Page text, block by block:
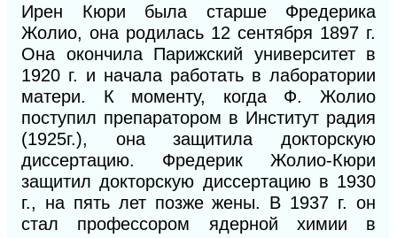
Ирен Кюри была старше Фредерика
Жолио, она родилась 12 сентября 1897 г.
Она окончила Парижский университет в
1920 г. и начала работать в лаборатории
матери. К моменту, когда Ф. Жолио
поступил препаратором в Институт радия
(1925г.), она защитила докторскую
диссертацию. Фредерик Жолио-Кюри
защитил докторскую диссертацию в 1930
г., на пять лет позже жены. В 1937 г. он
стал профессором ядерной химии в